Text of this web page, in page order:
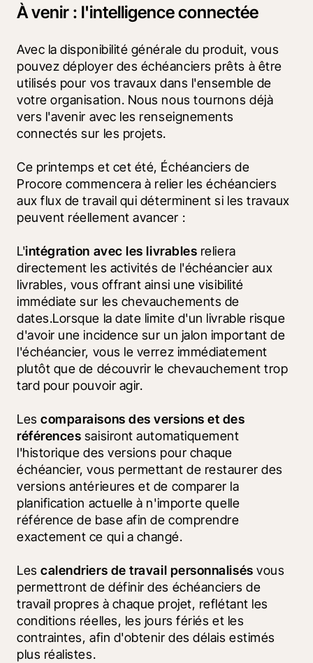
À venir : l'intelligence connectée
Avec la disponibilité générale du produit, vous
pouvez déployer des échéanciers prêts à être
utilisés pour vos travaux dans l'ensemble de
votre organisation. Nous nous tournons déjà
vers l'avenir avec les renseignements
connectés sur les projets.
Ce printemps et cet été, Échéanciers de
Procore commencera à relier les échéanciers
aux flux de travail qui déterminent si les travaux
peuvent réellement avancer :
L'intégration avec les livrables reliera
directement les activités de l'échéancier aux
livrables, vous offrant ainsi une visibilité
immédiate sur les chevauchements de
dates.Lorsque la date limite d'un livrable risque
d'avoir une incidence sur un jalon important de
l'échéancier, vous le verrez immédiatement
plutôt que de découvrir le chevauchement trop
tard pour pouvoir agir.
Les comparaisons des versions et des
références saisiront automatiquement
l'historique des versions pour chaque
échéancier, vous permettant de restaurer des
versions antérieures et de comparer la
planification actuelle à n'importe quelle
référence de base afin de comprendre
exactement ce qui a changé.
Les calendriers de travail personnalisés vous
permettront de définir des échéanciers de
travail propres à chaque projet, reflétant les
conditions réelles, les jours fériés et les
contraintes, afin d'obtenir des délais estimés
plus réalistes.